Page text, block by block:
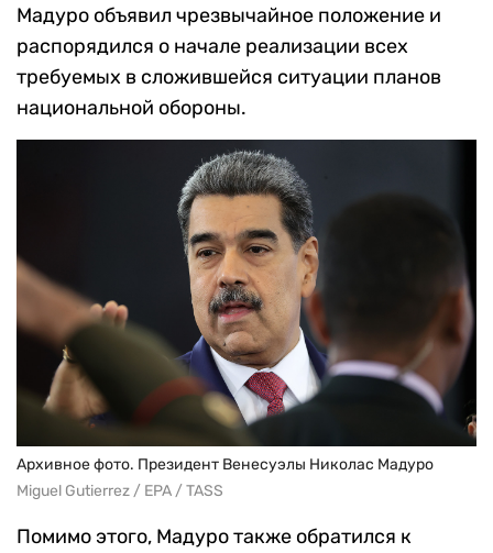
Мадуро объявил чрезвычайное положение и
распорядился о начале реализации всех
требуемых в сложившейся ситуации планов
национальной обороны.
Архивное фото. Президент Венесуэлы Николас Мадуро
Miguel Gutierrez / EPA / TASS
Помимо этого, Мадуро также обратился к